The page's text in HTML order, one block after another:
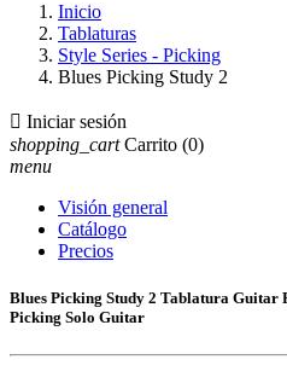
Inicio
Tablaturas
Style Series - Picking
Blues Picking Study 2
 Iniciar sesión
shopping_cart Carrito (0)
menu
Visión general
Catálogo
Precios
Blues Picking Study 2 Tablatura Guitar
Picking Solo Guitar